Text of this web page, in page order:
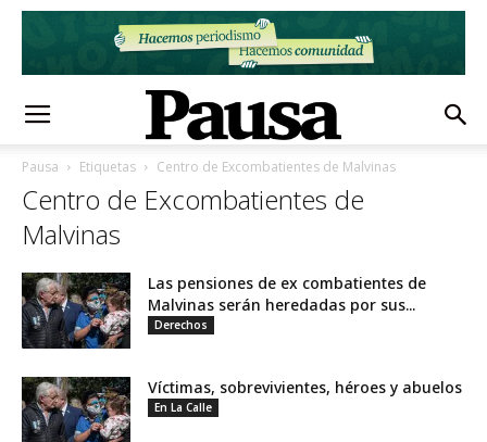
Pausa Etiquetas Centro de Excombatientes de Malvinas
Centro de Excombatientes de
Malvinas
Las pensiones de ex combatientes de
Malvinas serán heredadas por sus...
Derechos
Víctimas, sobrevivientes, héroes y abuelos
En La Calle